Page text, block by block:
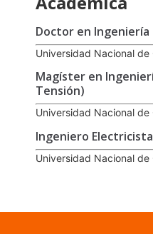
Doctor en Ingeniería
Universidad Nacional de
Magíster en
Tensión)
Universidad Nacional de
Ingeniero Electricista
Universidad Nacional